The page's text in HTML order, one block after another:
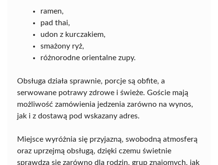
ramen,
pad thai,
udon z kurczakiem,
smażony ryż,
różnorodne orientalne zupy.
Obsługa działa sprawnie, porcje są obfite, a
serwowane potrawy zdrowe i świeże. Goście mają
możliwość zamówienia jedzenia zarówno na wynos,
jak i z dostawą pod wskazany adres.
Miejsce wyróżnia się przyjazną, swobodną atmosferą
oraz uprzejmą obsługą, dzięki czemu świetnie
sprawdza się zarówno dla rodzin, grup znajomych, jak